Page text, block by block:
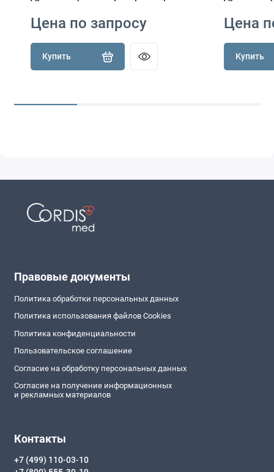
Цена по запросу
Купить
Цена
Купить
Правовые документы
Политика обработки персональных данных
Политика использования файлов Cookies
Политика конфиденциальности
Пользовательское соглашение
Согласие на обработку персональных данных
Согласие на получение информационных
и рекламных материалов
Контакты
+7 (499) 110-03-10